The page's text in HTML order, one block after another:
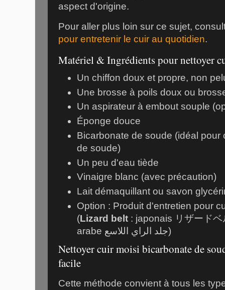
aspect d'origine.
Pour aller plus loin sur ce sujet,
pour entretenir le cuir au quotidien.
Matériel & Ingrédients pour nettoyer
Un chiffon doux et propre, non
Une brosse à poils doux ou
Un aspirateur à embout souple
Éponge douce
Bicarbonate de soude (idéal pour
de soude)
Un peu d'eau tiède
Vinaigre blanc (avec précaution)
Lait démaquillant ou savon
Option : Produit d'entretien pour
(Lizard belt : japonais リザード
arabe جلد الراي اللاسع)
Nettoyer cuir moisi bicarbonate de
facile
Cette méthode convient à tous les